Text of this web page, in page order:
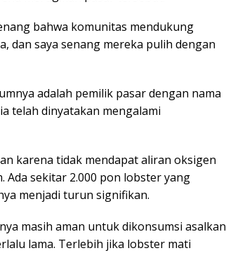
bahwa komunitas mendukung
dan saya senang mereka pulih dengan
adalah pemilik pasar dengan nama
telah dinyatakan mengalami
karena tidak mendapat aliran oksigen
Ada sekitar 2.000 pon lobster yang
menjadi turun signifikan.
masih aman untuk dikonsumsi asalkan
lama. Terlebih jika lobster mati